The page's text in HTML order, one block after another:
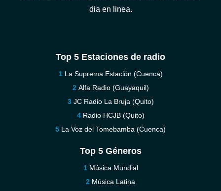
dia en linea.
Top 5 Estaciones de radio
La Suprema Estación (Cuenca)
Alfa Radio (Guayaquil)
JC Radio La Bruja (Quito)
Radio HCJB (Quito)
La Voz del Tomebamba (Cuenca)
Top 5 Géneros
Música Mundial
Música Latina